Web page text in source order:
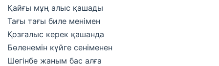
Қайғы мұң алыс қашады
Тағы тағы биле менімен
Қозғалыс керек қашанда
Бөленемін күйге сеніменен
Шегінбе жаным бас алға